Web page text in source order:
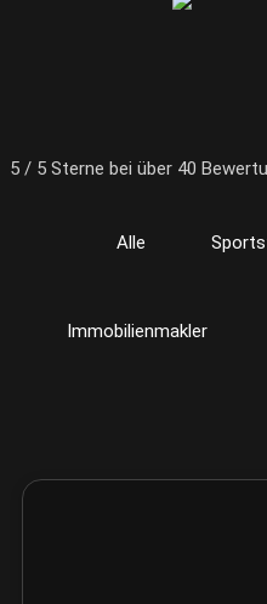
5 / 5 Sterne bei über 40
Alle
Immobilienmakler